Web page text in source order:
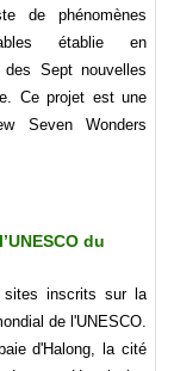
de phénomènes
établie en
Sept nouvelles
Ce projet est une
Seven Wonders
du
inscrits sur la
de l'UNESCO.
d'Halong, la cité